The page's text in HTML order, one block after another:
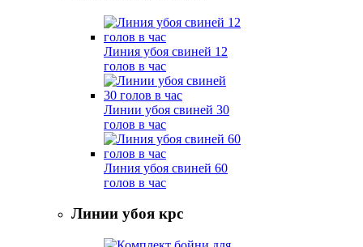
Линия убоя свиней 12
голов в час
Линии убоя свиней 30
голов в час
Линия убоя свиней 60
голов в час
Линии убоя крс